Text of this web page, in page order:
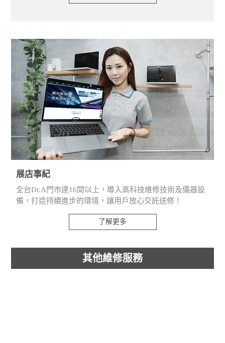
展店事紀
全台Dr.A門市達16間以上，導入高科技維修技術及儀器設
備，打造持續進步的環境，讓用戶放心交託送修！
了解更多
其他維修服務